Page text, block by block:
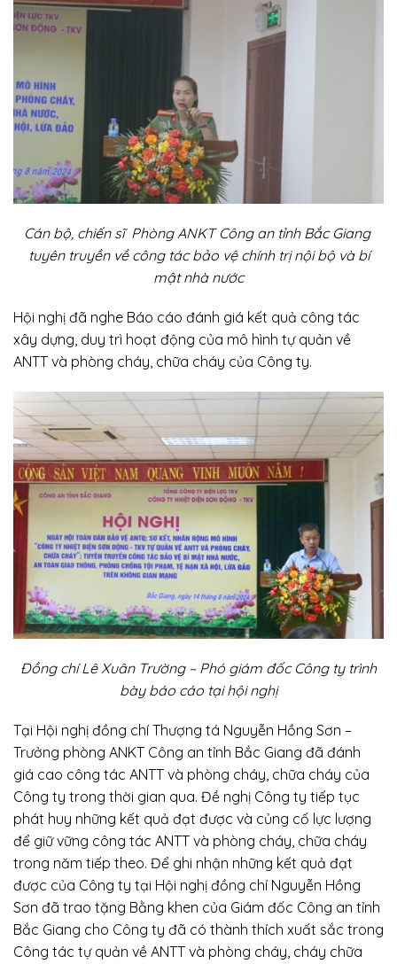
Cán bộ, chiến sĩ Phòng ANKT Công an tỉnh Bắc Giang
tuyên truyền về công tác bảo vệ chính trị nội bộvà bí
mật nhà nước
Hội nghị đã nghe Báo cáo đánh giá kết quả công tác
xây dựng, duy trì hoạt động của mô hình tự quản về
ANTT và phòng cháy, chữa cháy của Công ty.
Đồng chí Lê Xuân Trường – Phó giám đốc Công ty trình
bày báo cáo tại hội nghị
Tại Hội nghị đồng chí Thượng tá Nguyễn Hồng Sơn –
Trưởng phòng ANKT Công an tỉnh Bắc Giang đã đánh
giá cao công tác ANTT và phòng cháy, chữa cháy của
Công ty trong thời gian qua. Đề nghị Công ty tiếp tục
phát huy những kết quả đạt được và củng cố lực lượng
để giữ vững công tác ANTT và phòng cháy, chữa cháy
trong năm tiếp theo. Để ghi nhận những kết quả đạt
được của Công ty tại Hội nghị đồng chí Nguyễn Hồng
Sơn đã trao tặng Bằng khen của Giám đốc Công an tỉnh
Bắc Giang cho Công ty đã có thành thích xuất sắc trong
Công tác tự quản về ANTT và phòng cháy, cháy chữa